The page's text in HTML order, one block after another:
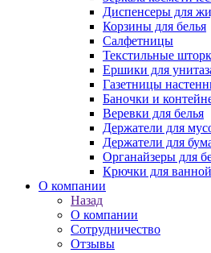
Диспенсеры для
Корзины для белья
Салфетницы
Текстильные
Ершики для
Газетницы
Баночки и
Веревки для белья
Держатели для
Держатели для
Органайзеры для
Крючки для
О компании
Назад
О компании
Сотрудничество
Отзывы